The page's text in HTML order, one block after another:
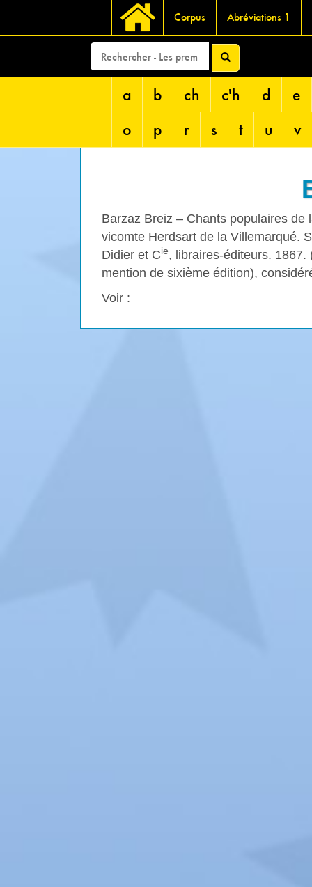
Corpus Abréviations 1
DEVRI
a b ch c'h d
e
o
p r s t u v
Barzaz Breiz – Chants populaires
vicomte Herdsart de la Villemarqué.
Didier et Cie, libraires-éditeurs. 1867.
mention de sixième édition),
Voir :